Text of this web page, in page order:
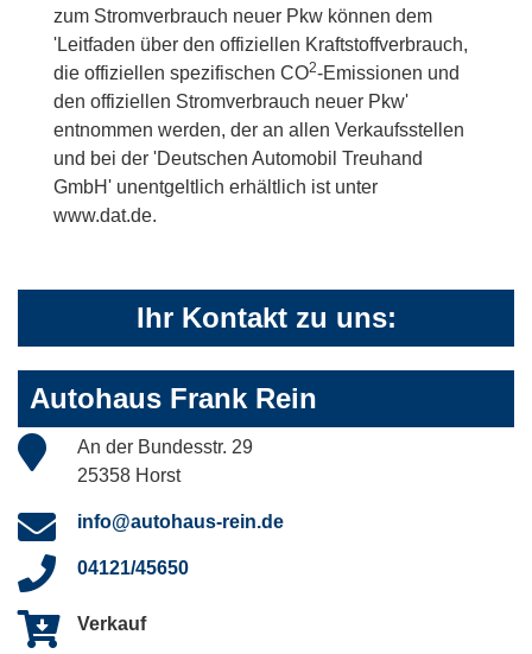
zum Stromverbrauch neuer Pkw können dem
'Leitfaden über den offiziellen Kraftstoffverbrauch,
die offiziellen spezifischen CO2-Emissionen und
den offiziellen Stromverbrauch neuer Pkw'
entnommen werden, der an allen Verkaufsstellen
und bei der 'Deutschen Automobil Treuhand
GmbH' unentgeltlich erhältlich ist unter
www.dat.de.
Ihr Kontakt zu uns:
Autohaus Frank Rein
An der Bundesstr. 29
25358 Horst
info@autohaus-rein.de
04121/45650
Verkauf